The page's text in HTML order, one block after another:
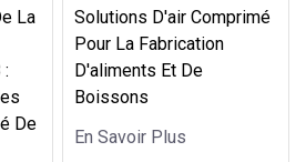
La
De
Solutions D'air Comprimé
Pour La Fabrication
D'aliments Et De
Boissons
En Savoir Plus